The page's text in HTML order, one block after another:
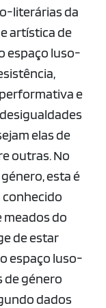
literárias da
artística de
espaço luso-
e
elas de
outras. No
esta é
conhecido
do
de estar
espaço luso-
de género
dados